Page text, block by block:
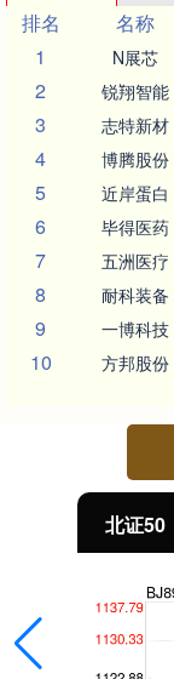
排名
名称
1
N展芯
2 锐翔智能
3 志特新材
4 博腾股份
5 近岸蛋白
6 毕得医药
7 五洲医疗
8 耐科装备
9 一博科技
10 方邦股份
北证50